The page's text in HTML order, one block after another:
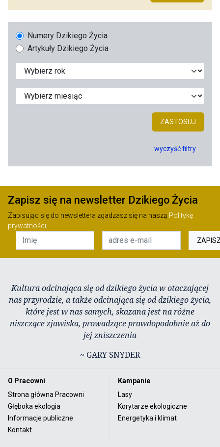
Numery Dzikiego Życia
Artykuły Dzikiego Życia
ZASTOSUJ
wyczyść filtry
Zapisz się na newsletter Dzikiego Życia
Zapisując się do newslettera zgadzasz się na naszą Politykę
prywatności
Kultura odcinająca się od dzikiego życia w otaczającej
nas przyrodzie, a także odcinająca się od dzikiego życia,
które jest w nas samych, skazana jest na różne
niszczące zjawiska, prowadzące prawdopodobnie aż do
jej zniszczenia
~ GARY SNYDER
O Pracowni
Strona główna Pracowni
Głęboka ekologia
Informacje publiczne
Kontakt
Kampanie
Lasy
Korytarze ekologiczne
Energetyka i klimat